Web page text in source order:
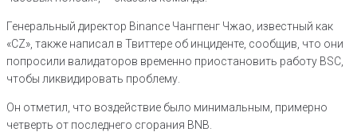
Генеральный директор Binance Чангпенг Чжао, известный как
«CZ», также написал в Твиттере об инциденте, сообщив, что они
попросили валидаторов временно приостановить работу BSC,
чтобы ликвидировать проблему.
Он отметил, что воздействие было минимальным, примерно
четверть от последнего сгорания BNB.